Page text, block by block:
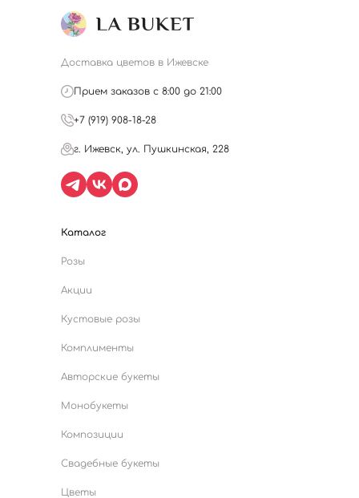
Доставка цветов в Ижевске
Прием заказов с 8:00 до 21:00
+7 (919) 908-18-28
г. Ижевск, ул. Пушкинская, 228
Каталог
Розы
Акции
Кустовые розы
Комплименты
Авторские букеты
Монобукеты
Композиции
Свадебные букеты
Цветы